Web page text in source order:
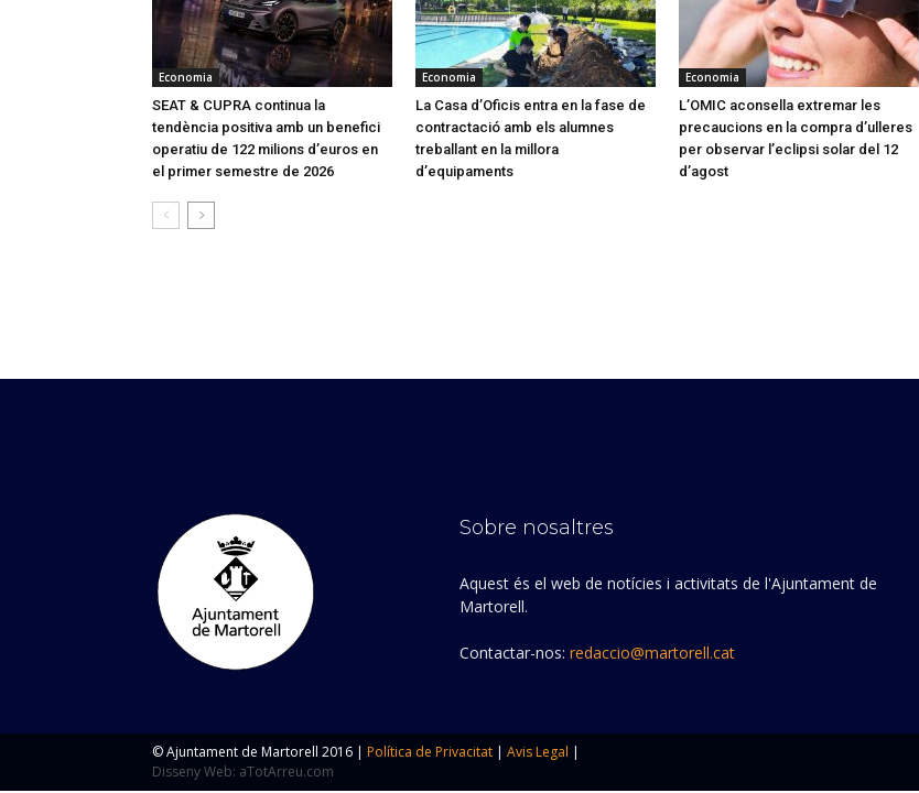
Economia
SEAT & CUPRA continua la
tendència positiva amb un benefici
operatiu de 122 milions d’euros en
el primer semestre de 2026
Economia
La Casa d’Oficis entra en la fase de
contractació amb els alumnes
treballant en la millora
d’equipaments
Economia
L’OMIC aconsella extremar les
precaucions en la compra d’ulleres
per observar l’eclipsi solar del 12
d’agost
Sobre nosaltres
Aquest és el web de notícies i activitats de l'Ajuntament de
Martorell.
Contactar-nos: redaccio@martorell.cat
© Ajuntament de Martorell 2016 | Política de Privacitat | Avis Legal |
Disseny Web: aTotArreu.com